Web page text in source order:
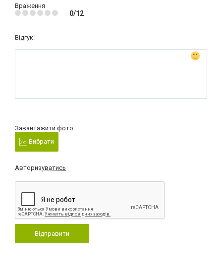
Враження
0/12
Відгук:
Завантажити фото:
Вибрати
Авторизуватись
Відправити